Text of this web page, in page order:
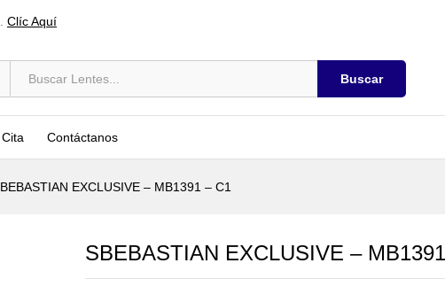
Clíc Aquí
Buscar
Contáctanos
EXCLUSIVE – MB1391 – C1
SBEBASTIAN EXCLUSIVE –